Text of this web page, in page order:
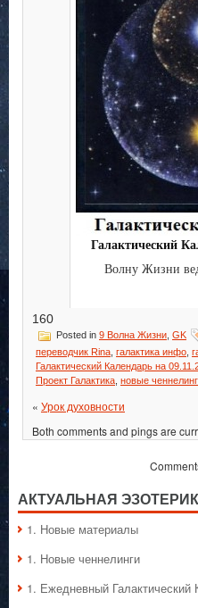
Галактический
Волну
160
Posted in 9 Волна Жизни GK
переводчик Rina галактика инфо
Галактический Календарь на
Проект Галактика новые
« Урок духовности
Both comments and pings are
АКТУАЛЬНАЯ
1. Hовые материалы
1. Hовые ченнелинги
1. Ежедневный Галактический